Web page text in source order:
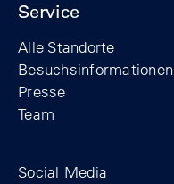
Service
Alle Standorte
Besuchsinformationen
Presse
Team
Social Media